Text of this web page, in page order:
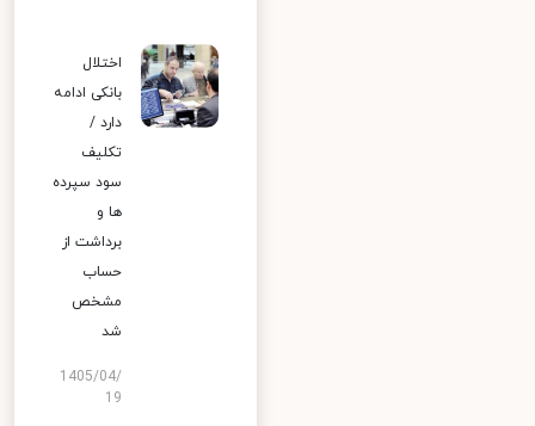
اختلال
بانکی ادامه
دارد /
تکلیف
سود سپرده
ها و
برداشت از
حساب
مشخص
شد
1405/04/
19